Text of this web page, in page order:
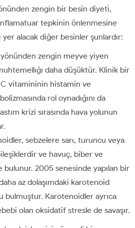
zengin bir besin diyeti,
tepkinin önlenmesine
yer alacak diğer besinler şunlardır:
zengin meyve yiyen
daha düşüktür. Klinik bir
vitamininin histamin ve
rol oynadığını da
krizi sırasında hava yolunun
sebzelere sarı, turuncu veya
ve havuç, biber ve
2005 senesinde yapılan bir
daha az dolaşımdaki karotenoid
bulmuştur. Karotenoidler ayrıca
olan oksidatif stresle de savaşır.